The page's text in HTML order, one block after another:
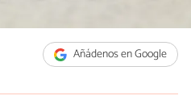
Añádenos en Google